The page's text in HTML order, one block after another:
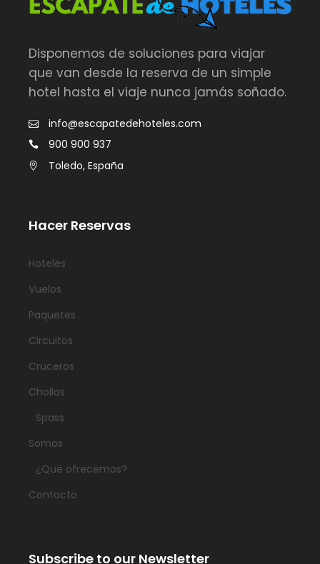
Disponemos de soluciones para viajar
que van desde la reserva de un simple
hotel hasta el viaje nunca jamás soñado.
info@escapatedehoteles.com
900 900 937
Toledo, España
Hacer Reservas
Hoteles
Vuelos
Paquetes
Circuitos
Cruceros
Chollos
Spass
Somos
¿Qué ofrecemos?
Contacto
Subscribe to our Newsletter